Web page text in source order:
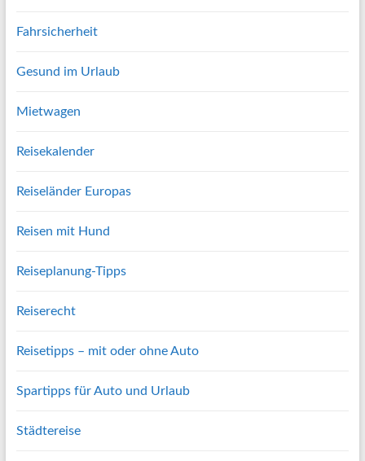
Fahrsicherheit
Gesund im Urlaub
Mietwagen
Reisekalender
Reiseländer Europas
Reisen mit Hund
Reiseplanung-Tipps
Reiserecht
Reisetipps – mit oder ohne Auto
Spartipps für Auto und Urlaub
Städtereise